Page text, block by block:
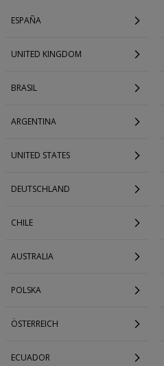
ESPAÑA
UNITED KINGDOM
BRASIL
ARGENTINA
UNITED STATES
DEUTSCHLAND
CHILE
AUSTRALIA
POLSKA
ÖSTERREICH
ECUADOR